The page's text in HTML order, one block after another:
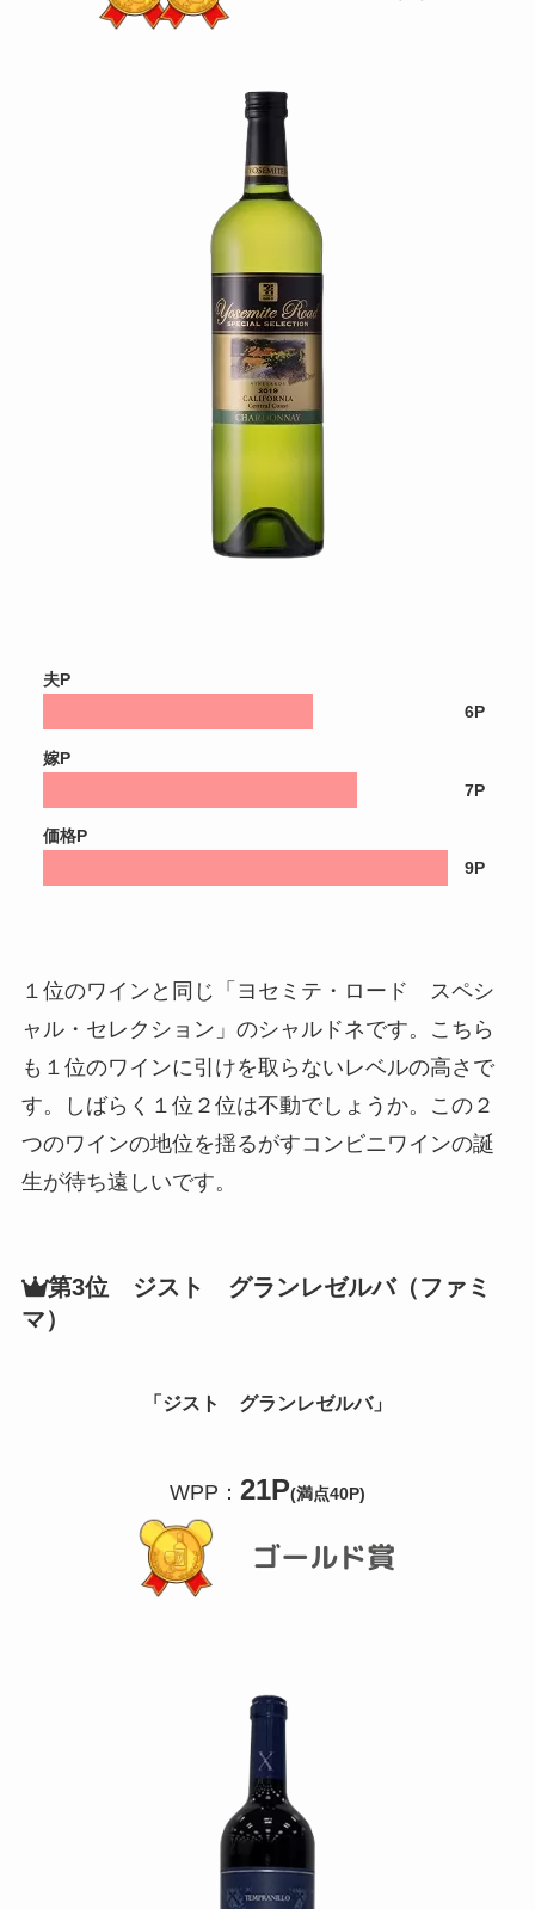
夫P
6P
嫁P
7P
価格P
9P
１位のワインと同じ「ヨセミテ・ロード スペシ
ャル・セレクション」のシャルドネです。こちら
も１位のワインに引けを取らないレベルの高さで
す。しばらく１位２位は不動でしょうか。この２
つのワインの地位を揺るがすコンビニワインの誕
生が待ち遠しいです。
第3位 ジスト グランレゼルバ（ファミ
マ）
「ジスト グランレゼルバ」
WPP： 21P(満点40P)